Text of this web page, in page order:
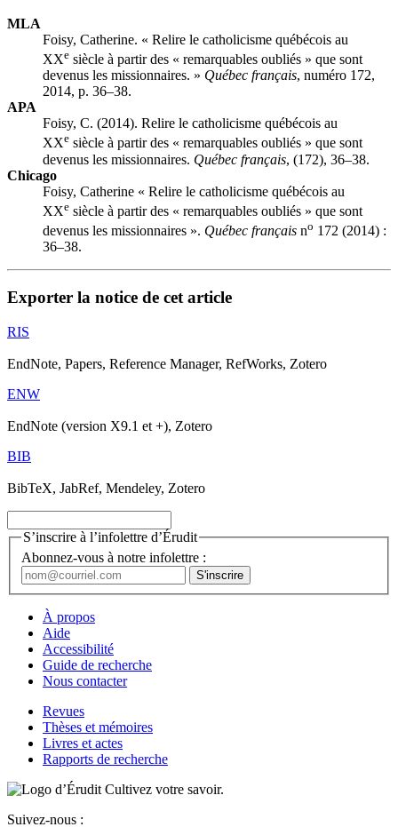
MLA
Foisy, Catherine. « Relire le catholicisme québécois au
XXe siècle à partir des « remarquables oubliés » que sont
devenus les missionnaires. » Québec français, numéro 172,
2014, p. 36–38.
APA
Foisy, C. (2014). Relire le catholicisme québécois au
XXe siècle à partir des « remarquables oubliés » que sont
devenus les missionnaires. Québec français, (172), 36–38.
Chicago
Foisy, Catherine « Relire le catholicisme québécois au
XXe siècle à partir des « remarquables oubliés » que sont
devenus les missionnaires ». Québec français no 172 (2014) :
36–38.
Exporter la notice de cet article
RIS
EndNote, Papers, Reference Manager, RefWorks, Zotero
ENW
EndNote (version X9.1 et +), Zotero
BIB
BibTeX, JabRef, Mendeley, Zotero
S’inscrire à l’infolettre d’Érudit
Abonnez-vous à notre infolettre :
À propos
Aide
Accessibilité
Guide de recherche
Nous contacter
Revues
Thèses et mémoires
Livres et actes
Rapports de recherche
Cultivez votre savoir.
Suivez-nous :